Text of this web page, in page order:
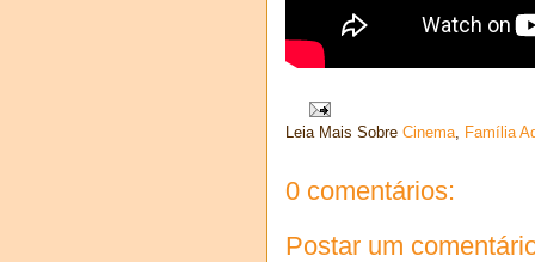
Leia Mais Sobre Cinema, Família
0 comentários:
Postar um